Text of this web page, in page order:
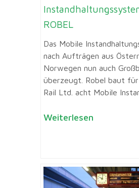
ROBEL
Das Mobile
nach Aufträgen aus
Norwegen nun auch
überzeugt. Robel baut
Rail Ltd. acht Mobile
Weiterlesen